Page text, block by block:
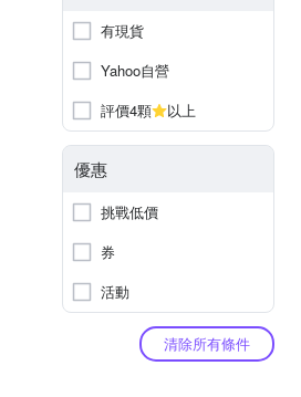
有現貨
Yahoo自營
評價4顆
以上
優惠
挑戰低價
券
活動
清除所有條件